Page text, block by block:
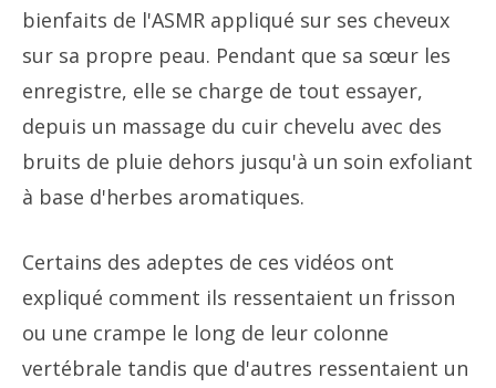
bienfaits de l'ASMR appliqué sur ses cheveux
sur sa propre peau. Pendant que sa sœur les
enregistre, elle se charge de tout essayer,
depuis un massage du cuir chevelu avec des
bruits de pluie dehors jusqu'à un soin exfoliant
à base d'herbes aromatiques.
Certains des adeptes de ces vidéos ont
expliqué comment ils ressentaient un frisson
ou une crampe le long de leur colonne
vertébrale tandis que d'autres ressentaient un